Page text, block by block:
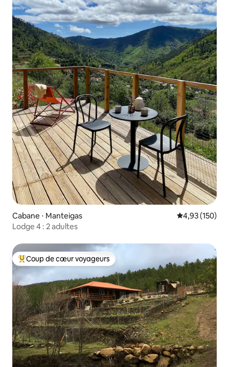
Cabane ⋅ Manteigas Évaluation
4,93 (150)
Lodge 4 : 2 adultes
Coups de cœur voyageurs les plus appréciés
Coup de cœur voyageurs